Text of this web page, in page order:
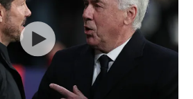
VOD
נבחרת ישראל
מכבי חיפה
ליגה ספרדית
ליגה איטלקית
כדורסל נשים
מכבי תל אביב
טניס